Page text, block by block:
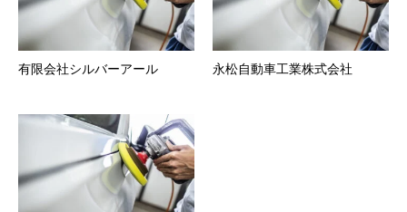
有限会社シルバーアール 永松自動車工業株式会社